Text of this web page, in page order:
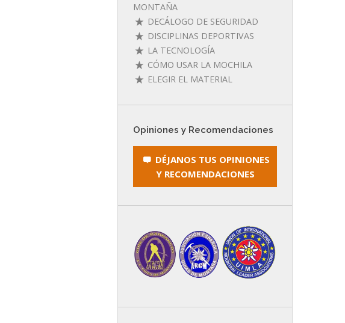
MONTAÑA
DECÁLOGO DE SEGURIDAD
DISCIPLINAS DEPORTIVAS
LA TECNOLOGÍA
CÓMO USAR LA MOCHILA
ELEGIR EL MATERIAL
Opiniones y Recomendaciones
DÉJANOS TUS OPINIONES
Y RECOMENDACIONES